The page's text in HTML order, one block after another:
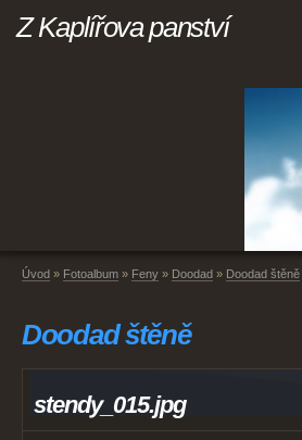
Z Kaplířova panství
Úvod » Fotoalbum » Feny » Doodad » Doodad štěně
Doodad štěně
stendy_015.jpg